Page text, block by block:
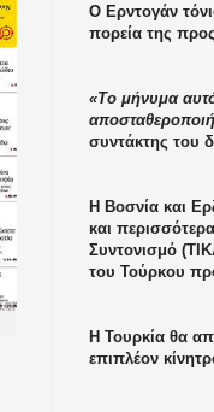
Ο Ερντογάν
πορεία της
«Το μήνυμα
συντάκτης του
Η Βοσνία και
και
Συντονισμό (
του Τούρκου
Η Τουρκία θα
επιπλέον